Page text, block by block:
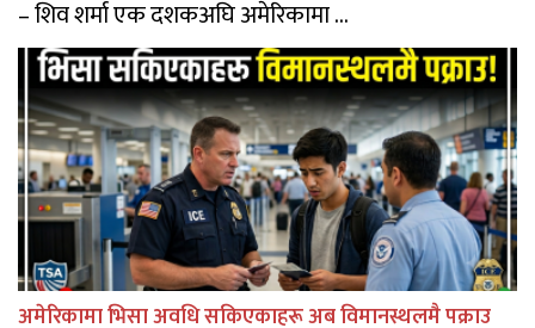
– शिव शर्मा एक दशकअघि अमेरिकामा ...
अमेरिकामा भिसा अवधि सकिएकाहरू अब विमानस्थलमै पक्राउ